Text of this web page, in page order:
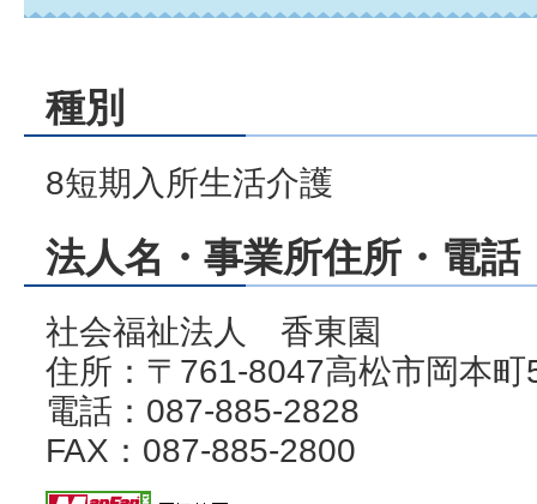
種別
8短期入所生活介護
法人名・事業所住所・電話
社会福祉法人 香東園
住所：〒761-8047高松市岡本
電話：087-885-2828
FAX：087-885-2800